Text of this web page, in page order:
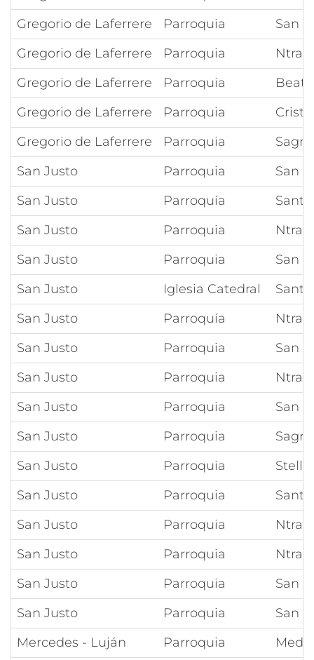
Gregorio de Laferrere
Parroquia
San
Gregorio de Laferrere
Parroquia
Ntra
Gregorio de Laferrere
Parroquia
Gregorio de Laferrere
Parroquia
Gregorio de Laferrere
Parroquia
San Justo
Parroquia
San
San Justo
Parroquía
San Justo
Parroquia
Ntra
San Justo
Parroquia
San
San Justo
Iglesia Catedral
San Justo
Parroquía
Ntra
San Justo
Parroquia
San
San Justo
Parroquia
Ntra
San Justo
Parroquia
San
San Justo
Parroquia
San Justo
Parroquia
Stella
San Justo
Parroquia
San Justo
Parroquia
Ntra
San Justo
Parroquia
Ntra
San Justo
Parroquia
San
San Justo
Parroquia
San
Mercedes - Luján
Parroquia